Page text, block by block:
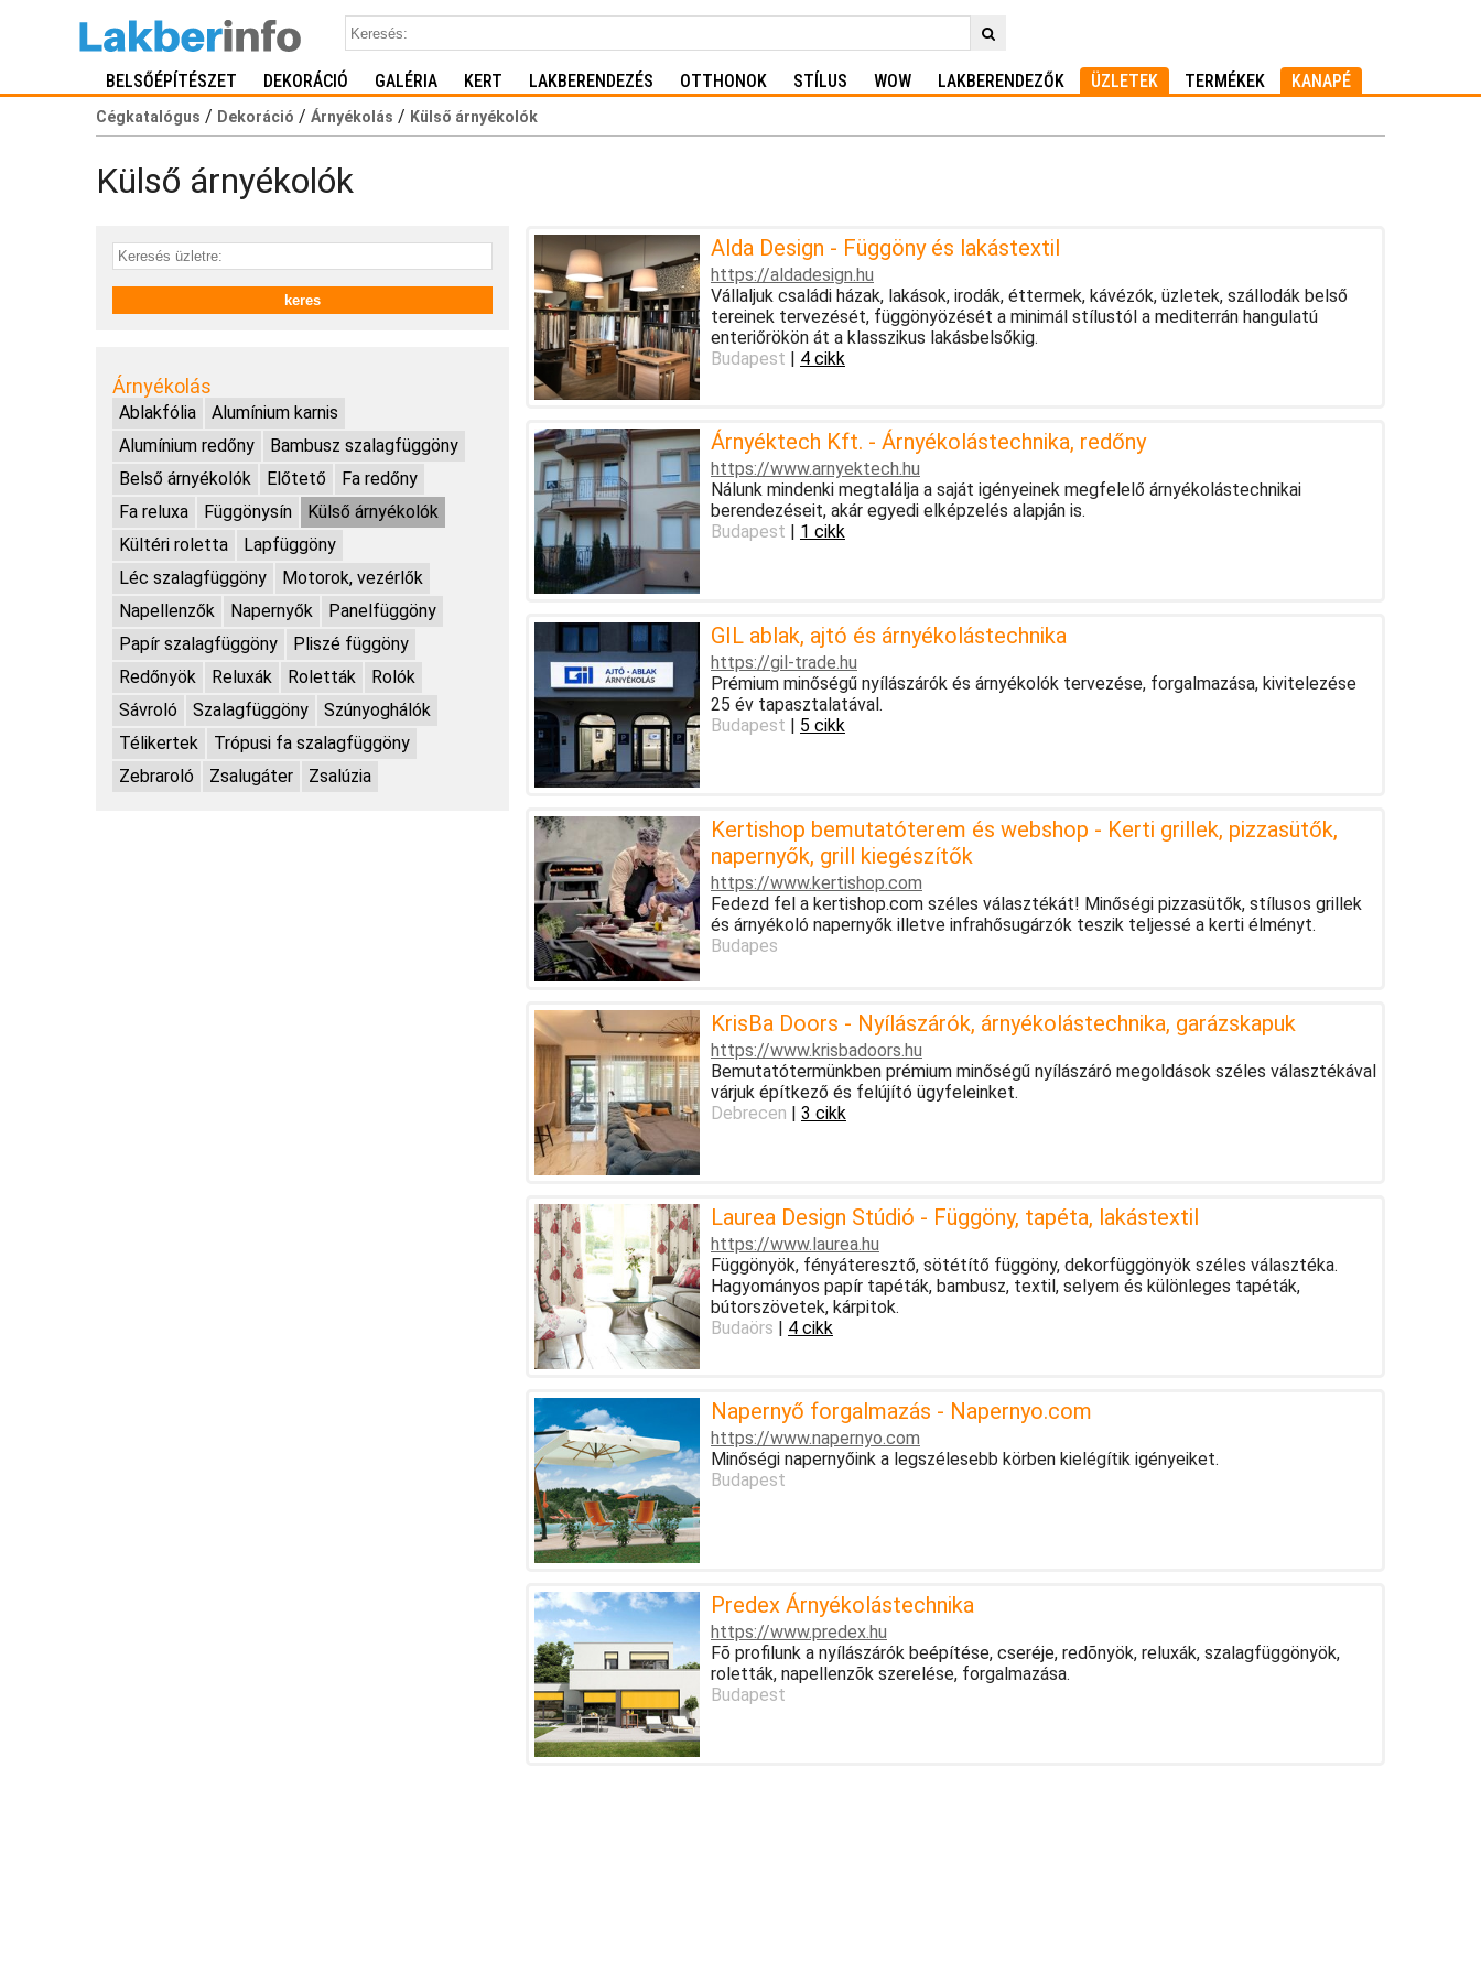
BELSŐÉPÍTÉSZET DEKORÁCIÓ GALÉRIA KERT LAKBERENDEZÉS OTTHONOK STÍLUS WOW LAKBERENDEZŐK ÜZLETEK TERMÉKEK KANAPÉ
Cégkatalógus / Dekoráció / Árnyékolás / Külső árnyékolók
Külső árnyékolók
Árnyékolás
Ablakfólia
Alumínium karnis
Alumínium redőny
Bambusz szalagfüggöny
Belső árnyékolók
Előtető
Fa redőny
Fa reluxa
Függönysín
Külső árnyékolók
Kültéri roletta
Lapfüggöny
Léc szalagfüggöny
Motorok, vezérlők
Napellenzők
Napernyők
Panelfüggöny
Papír szalagfüggöny
Pliszé függöny
Redőnyök
Reluxák Roletták
Rolók
Sávroló
Szalagfüggöny
Szúnyoghálók
Télikertek
Trópusi fa szalagfüggöny
Zebraroló
Zsalugáter Zsalúzia
Alda Design - Függöny és lakástextil
https://aldadesign.hu
Vállaljuk családi házak, lakások, irodák, éttermek, kávézók, üzletek, szállodák belső
tereinek tervezését, függönyözését a minimál stílustól a mediterrán hangulatú
enteriőrökön át a klasszikus lakásbelsőkig.
Budapest | 4 cikk
Árnyéktech Kft. - Árnyékolástechnika, redőny
https://www.arnyektech.hu
Nálunk mindenki megtalálja a saját igényeinek megfelelő árnyékolástechnikai
berendezéseit, akár egyedi elképzelés alapján is.
Budapest | 1 cikk
GIL ablak, ajtó és árnyékolástechnika
https://gil-trade.hu
Prémium minőségű nyílászárók és árnyékolók tervezése, forgalmazása, kivitelezése
25 év tapasztalatával.
Budapest | 5 cikk
Kertishop bemutatóterem és webshop - Kerti grillek, pizzasütők,
napernyők, grill kiegészítők
https://www.kertishop.com
Fedezd fel a kertishop.com széles választékát! Minőségi pizzasütők, stílusos grillek
és árnyékoló napernyők illetve infrahősugárzók teszik teljessé a kerti élményt.
Budapes
KrisBa Doors - Nyílászárók, árnyékolástechnika, garázskapuk
https://www.krisbadoors.hu
Bemutatótermünkben prémium minőségű nyílászáró megoldások széles választékával
várjuk építkező és felújító ügyfeleinket.
Debrecen | 3 cikk
Laurea Design Stúdió - Függöny, tapéta, lakástextil
https://www.laurea.hu
Függönyök, fényáteresztő, sötétítő függöny, dekorfüggönyök széles választéka.
Hagyományos papír tapéták, bambusz, textil, selyem és különleges tapéták,
bútorszövetek, kárpitok.
Budaörs | 4 cikk
Napernyő forgalmazás - Napernyo.com
https://www.napernyo.com
Minőségi napernyőink a legszélesebb körben kielégítik igényeiket.
Budapest
Predex Árnyékolástechnika
https://www.predex.hu
Fõ profilunk a nyílászárók beépítése, cseréje, redõnyök, reluxák, szalagfüggönyök,
roletták, napellenzõk szerelése, forgalmazása.
Budapest